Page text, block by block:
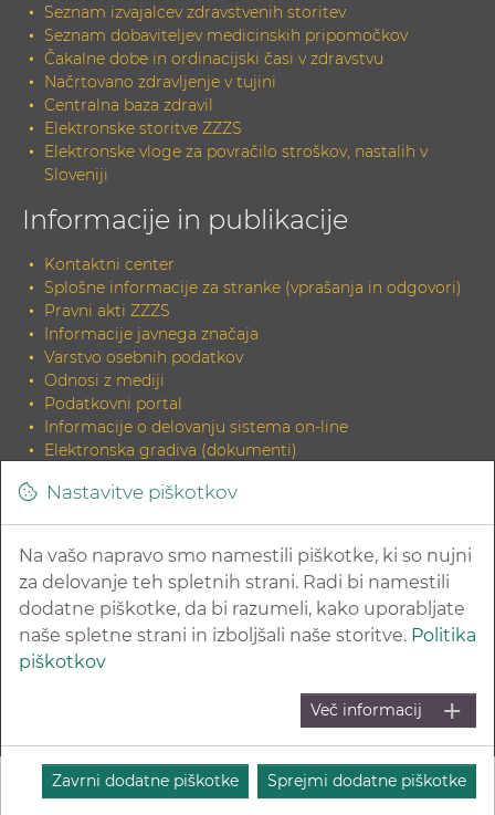
Seznam izvajalcev zdravstvenih storitev
Seznam dobaviteljev medicinskih pripomočkov
Čakalne dobe in ordinacijski časi v zdravstvu
Načrtovano zdravljenje v tujini
Centralna baza zdravil
Elektronske storitve ZZZS
Elektronske vloge za povračilo stroškov, nastalih v
Sloveniji
Informacije in publikacije
Kontaktni center
Splošne informacije za stranke (vprašanja in odgovori)
Pravni akti ZZZS
Informacije javnega značaja
Varstvo osebnih podatkov
Odnosi z mediji
Podatkovni portal
Informacije o delovanju sistema on-line
Elektronska gradiva (dokumenti)
INDOK knjižnica
Zahteva za elektronski izvirnik dokumenta in potrditev
Povezave na sorodne strani
Pravna obvestila in varovanje zasebnosti
Izjava o dostopnosti
O avtorjih
Nastavitve piškotkov
Na vašo napravo smo namestili piškotke, ki so nujni
za delovanje teh spletnih strani. Radi bi namestili
dodatne piškotke, da bi razumeli, kako uporabljate
naše spletne strani in izboljšali naše storitve. Politika
piškotkov
Več informacij
Zavrni dodatne piškotke Sprejmi dodatne piškotke